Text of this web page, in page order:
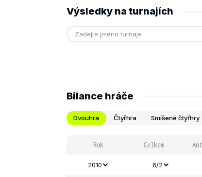
Výsledky na turnajích
Bilance hráče
Dvouhra Čtyřhra Smíšené čtyřhry
Rok Celkem
2010 6/2